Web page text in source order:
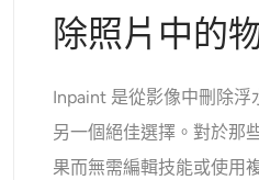
除照片中的
Inpaint 是從影像中刪除浮
另一個絕佳選擇。對於那
果而無需編輯技能或使用